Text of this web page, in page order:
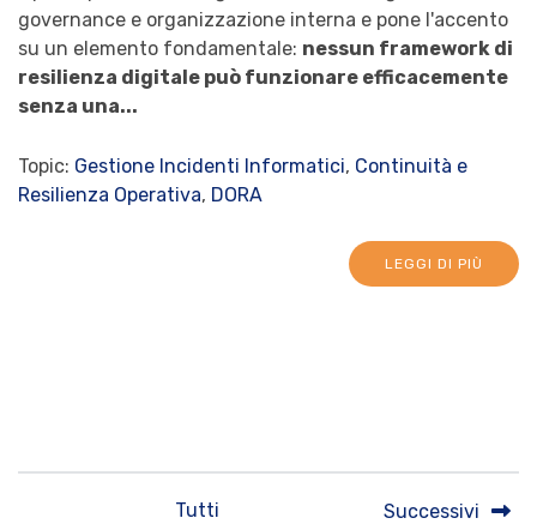
governance e organizzazione interna e pone l'accento
su un elemento fondamentale: nessun framework di
resilienza digitale può funzionare efficacemente
senza una...
Topic: Gestione Incidenti Informatici, Continuità e
Resilienza Operativa, DORA
LEGGI DI PIÙ
Tutti Successivi